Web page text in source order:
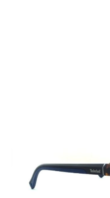
In den Warenkorb